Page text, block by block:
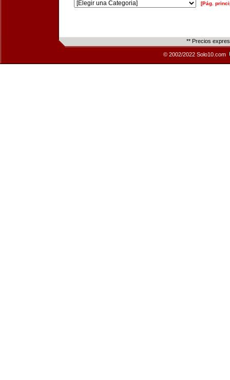
[Pág.
** Precios
© 2002/2022 Solo10.com